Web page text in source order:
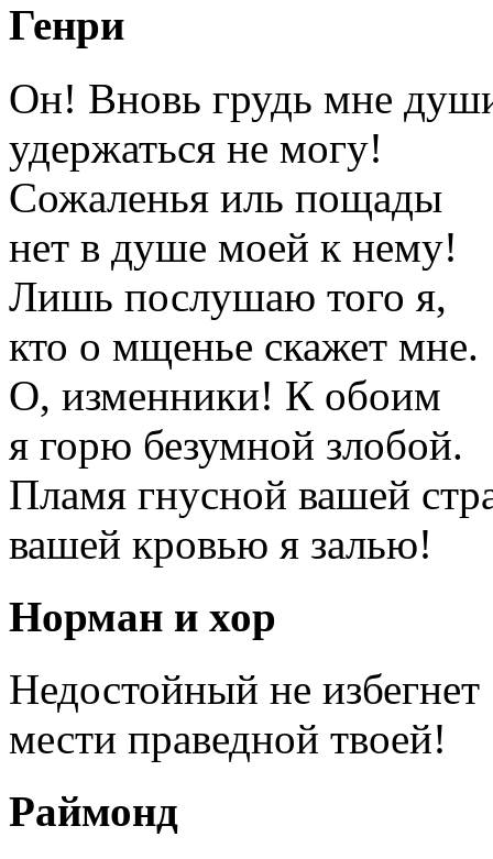
Генри
Он! Вновь грудь мне
удержаться не могу!
Сожаленья иль пощады
нет в душе моей к нему!
Лишь послушаю того я,
кто о мщенье скажет мне.
О, изменники! К обоим
я горю безумной злобой.
Пламя гнусной вашей
вашей кровью я залью!
Норман и хор
Недостойный не избегнет
мести праведной твоей!
Раймонд